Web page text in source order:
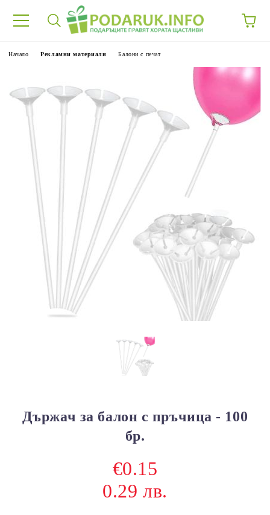
Начало Рекламни материали Балони с печат
Държач за балон с пръчица - 100
бр.
€0.15
0.29 лв.